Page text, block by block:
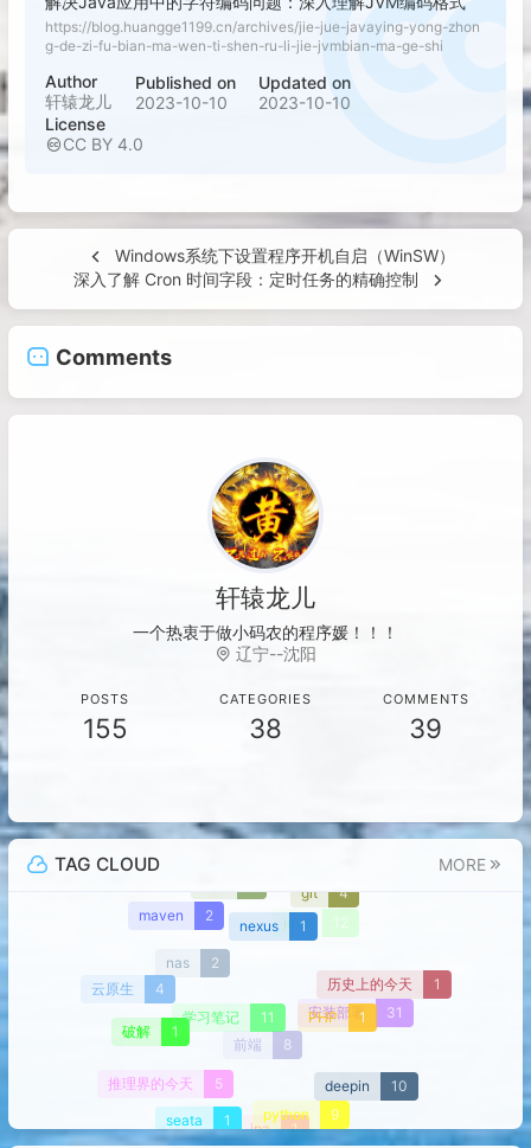
https://blog.huangge1199.cn/archives/jie-jue-javaying-yong-zhon
g-de-zi-fu-bian-ma-wen-ti-shen-ru-li-jie-jvmbian-ma-ge-shi
Author
轩辕龙儿
Published on
2023-10-10
Updated on
2023-10-10
License
CC BY 4.0
Windows系统下设置程序开机自启（WinSW）
深入了解 Cron 时间字段：定时任务的精确控制
Comments
轩辕龙儿
一个热衷于做小码农的程0@ N 2
辽宁--沈阳
POSTS
155
CATEGORIES
38
COMMENTS
39
TAG CLOUD MORE
java 12
安装部署
31
前端
8
nas 2
git 4
历史上的今天 1
deepin 10
jpa 1
推理界的今天 5
云原生 4
maven 2 nexus
PHP
python 9
seata 1
破解 1
学习笔记 11